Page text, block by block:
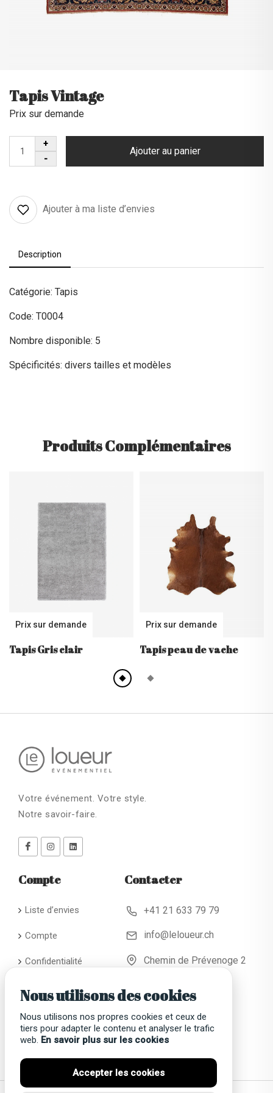
Tapis Vintage
Prix sur demande
Ajouter au panier
Ajouter à ma liste d’envies
Description
Catégorie: Tapis
Code: T0004
Nombre disponible: 5
Spécificités: divers tailles et modèles
Produits Complémentaires
Prix sur demande
Tapis Gris clair
Prix sur demande
Tapis peau de vache
Votre événement. Votre style.
Notre savoir-faire.
Compte
Liste d’envies
Compte
Confidentialité
générales de
location
Faqs
Contacter
+41 21 633 79 79
info@leloueur.ch
Chemin de Prévenoge 2
Nous utilisons des cookies
Nous utilisons nos propres cookies et ceux de
tiers pour adapter le contenu et analyser le trafic
web. En savoir plus sur les cookies
Accepter les cookies